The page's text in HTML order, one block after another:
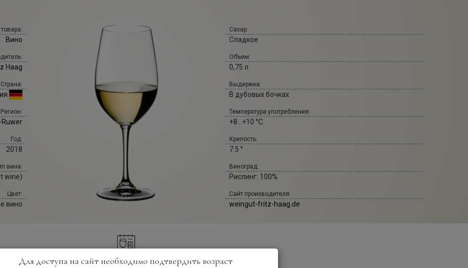
Вино
Haag
Страна:
Регион:
Год:
2018
вина:
wine)
Цвет:
вино
Сахар:
Сладкое
Объем:
0,75 л
Выдержка:
В дубовых бочках
Температура употребления:
+8...+10 °С.
Крепость:
7.5 °
Виноград:
Рислинг: 100%
Сайт производителя:
weingut-fritz-haag.de
Для доступа на сайт необходимо подтвердить возраст